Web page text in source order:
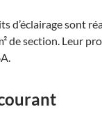
d’éclairage sont
de section. Leur